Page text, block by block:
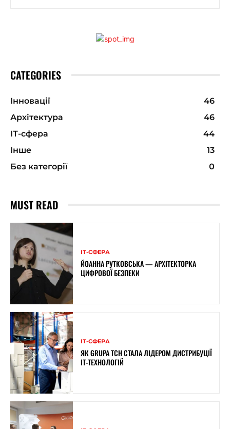
CATEGORIES
Інновації
46
Архітектура
46
ІТ-сфера
44
Інше
13
Без категорії
0
MUST READ
ІТ-СФЕРА
ЙОАННА РУТКОВСЬКА — АРХІТЕКТОРКА
ЦИФРОВОЇ БЕЗПЕКИ
ІТ-СФЕРА
ЯК GRUPA TCH СТАЛА ЛІДЕРОМ ДИСТРИБУЦІЇ
IT-ТЕХНОЛОГІЙ